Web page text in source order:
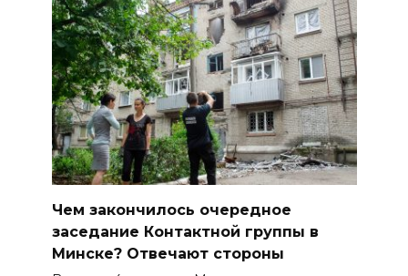
Чем закончилось очередное
заседание Контактной группы в
Минске? Отвечают стороны